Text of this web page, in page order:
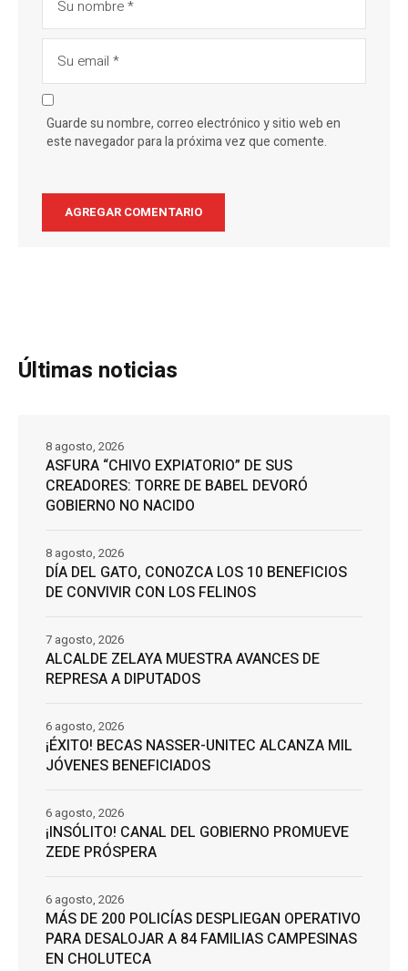
Guarde su nombre, correo electrónico y sitio web en
este navegador para la próxima vez que comente.
Últimas noticias
ASFURA “CHIVO EXPIATORIO” DE SUS
CREADORES: TORRE DE BABEL DEVORÓ
GOBIERNO NO NACIDO
8 agosto, 2026
DÍA DEL GATO, CONOZCA LOS 10 BENEFICIOS
DE CONVIVIR CON LOS FELINOS
8 agosto, 2026
ALCALDE ZELAYA MUESTRA AVANCES DE
REPRESA A DIPUTADOS
7 agosto, 2026
¡ÉXITO! BECAS NASSER-UNITEC ALCANZA MIL
JÓVENES BENEFICIADOS
6 agosto, 2026
¡INSÓLITO! CANAL DEL GOBIERNO PROMUEVE
ZEDE PRÓSPERA
6 agosto, 2026
MÁS DE 200 POLICÍAS DESPLIEGAN OPERATIVO
PARA DESALOJAR A 84 FAMILIAS CAMPESINAS
EN CHOLUTECA
6 agosto, 2026